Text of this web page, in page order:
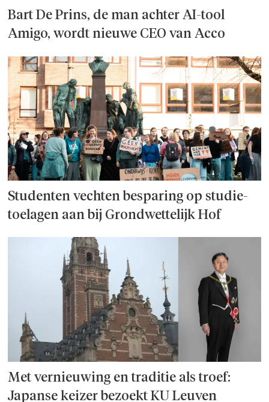
Bart De Prins, de man achter AI-tool
Amigo, wordt nieuwe CEO van Acco
Studenten vechten besparing op studie­
toelagen aan bij Grondwettelijk Hof
Met vernieuwing en traditie als troef:
Japanse keizer bezoekt KU Leuven